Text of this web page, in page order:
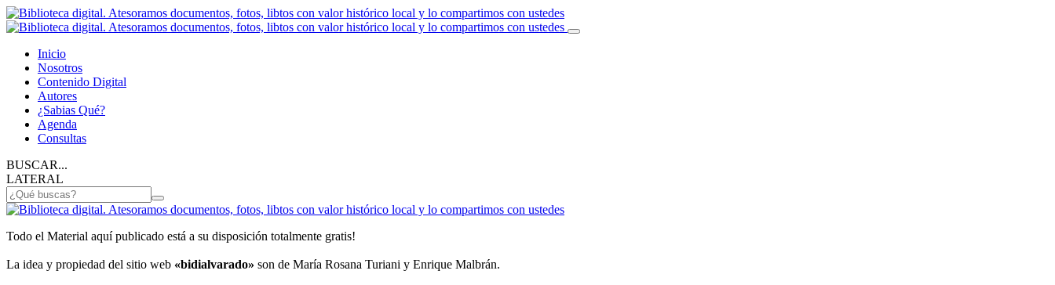
Inicio
Nosotros
Contenido Digital
Autores
¿Sabias Qué?
Agenda
Consultas
BUSCAR...
LATERAL
Todo el Material aquí publicado está a su disposición totalmente gratis!
La idea y propiedad del sitio web «bidialvarado» son de María Rosana Turiani y Enrique Malbrán.